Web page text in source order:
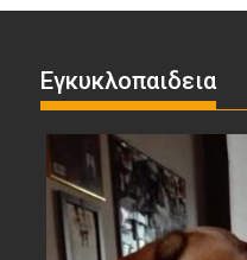
Εγκυκλοπαιδεια